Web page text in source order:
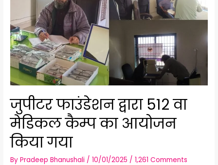
जुपीटर फाउंडेशन द्वारा 512 वा
मेडिकल कैम्प का आयोजन
किया गया
ByPradeep Bhanushali /10/01/2025 /1,261 Comments